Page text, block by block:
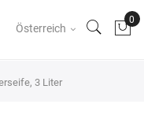
Österreich
3 Liter